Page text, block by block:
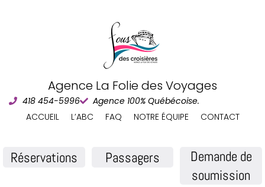
Agence La Folie des Voyages
418 454-5996
Agence 100% Québécoise.
ACCUEIL
L’ABC FAQ NOTRE ÉQUIPE CONTACT
Réservations Passagers
Demande de
soumission